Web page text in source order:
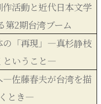
活動と近代日本文学
第2期台湾ブーム
の「再現」―真杉静枝
ということ―
―佐藤春夫が台湾を描
くとき―